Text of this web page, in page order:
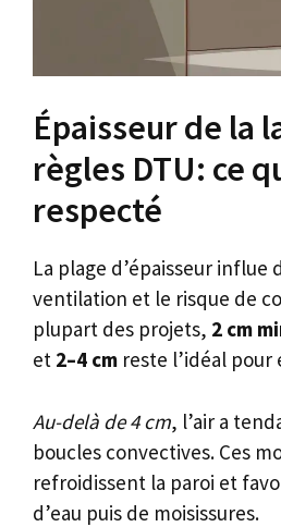
Épaisseur de la
règles DTU: ce
respecté
La plage d’épaisseur
ventilation et le risque de
plupart des projets, 2 cm
et 2–4 cm reste l’idéal
Au-delà de 4 cm, l’air a
boucles convectives. Ces
refroidissent la paroi et
d’eau puis de moisissures.